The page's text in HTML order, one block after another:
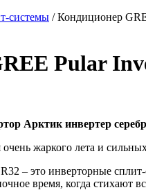
системы / Кондиционер
Pular
Арктик инвертер
жаркого лета и
– это инверторные
время, когда стихают